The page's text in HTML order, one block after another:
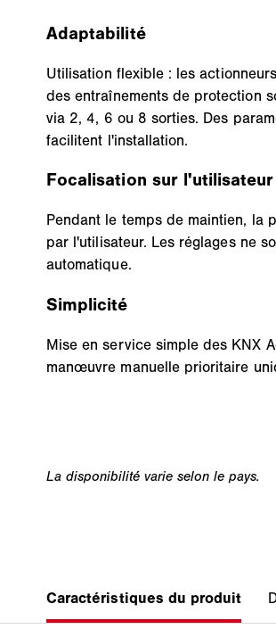
Adaptabilité
Utilisation flexible : les
des entraînements de protection
via 2, 4, 6 ou 8 sorties. Des
facilitent l'installation.
Focalisation sur l'utilisateur
Pendant le temps de maintien, la
par l'utilisateur. Les réglages ne
automatique.
Simplicité
Mise en service simple des KNX
manœuvre manuelle prioritaire